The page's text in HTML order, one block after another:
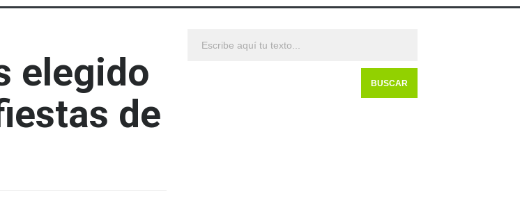
elegido
de